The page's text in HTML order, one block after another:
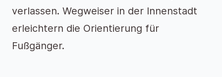
verlassen. Wegweiser in der Innenstadt
erleichtern die Orientierung für
Fußgänger.